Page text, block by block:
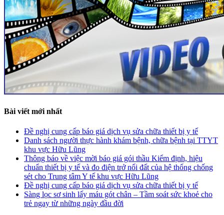
Bài viết mới nhất
Đề nghị cung cấp báo giá dịch vụ sửa chữa thiết bị y tế
Danh sách người thực hành khám bệnh, chữa bệnh tại TTYT
khu vực Hữu Lũng
Thông báo về việc mời báo giá gói thầu Kiểm định, hiệu
chuẩn thiết bị y tế và đo điện trở nối đất của hệ thống chống
sét cho Trung tâm Y tế khu vực Hữu Lũng
Đề nghị cung cấp báo giá dịch vụ sửa chữa thiết bị y tế
Sàng lọc sơ sinh lấy máu gót chân – Tầm soát sức khoẻ cho
trẻ ngay từ những ngày đầu đời